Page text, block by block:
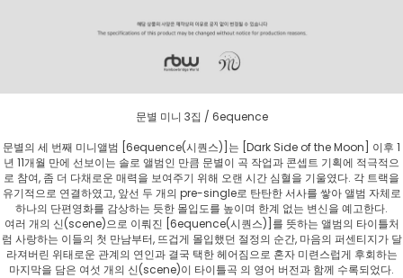
문별 미니 3집 / 6equence
문별의 세 번째 미니앨범 [6equence(시퀀스)]는 [Dark Side of the Moon] 이후 1
년 11개월 만에 선보이는 솔로 앨범인 만큼 문별이 곡 작업과 콘셉트 기획에 적극적으
로 참여, 좀 더 다채로운 매력을 보여주기 위해 오랜 시간 심혈을 기울였다. 각 트랙을
유기적으로 연결하였고, 앞선 두 개의 pre-single로 탄탄한 서사를 쌓아 앨범 자체로
하나의 단편영화를 감상하는 듯한 몰입도를 높이며 한계 없는 변신을 예고한다.
여러 개의 신(scene)으로 이뤄진 [6equence(시퀀스)]를 뜻하는 앨범의 타이틀처
럼 사랑하는 이들의 첫 만남부터, 뜨겁게 몰입했던 절정의 순간, 마음의 퍼센티지가 달
라져버린 위태로운 관계의 연인과 결국 택한 헤어짐으로 혼자 미련스럽게 후회하는
마지막을 담은 여섯 개의 신(scene)이 타이틀곡 의 영어 버전과 함께 수록되었다.